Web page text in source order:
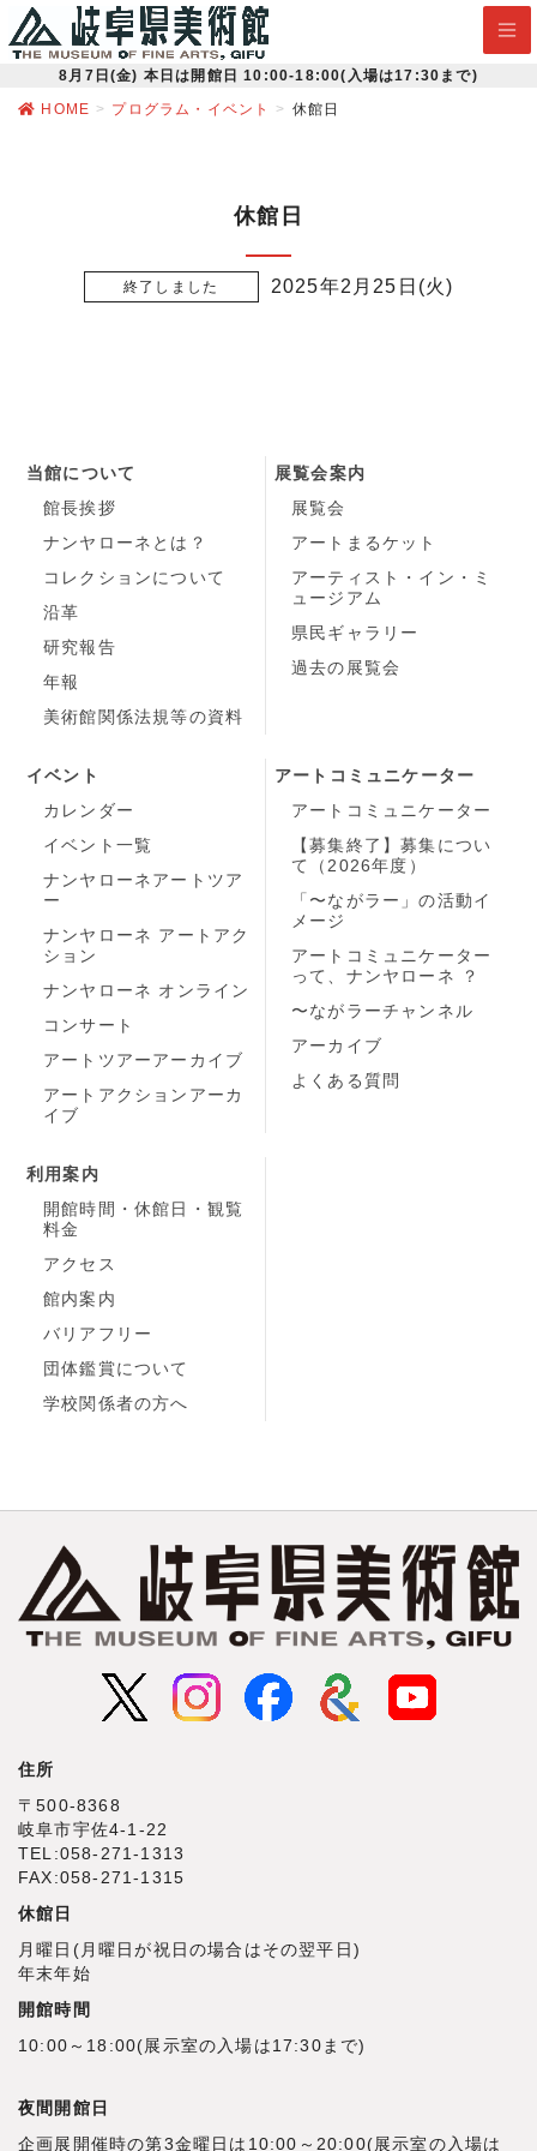
8月7日(金) 本日は開館日 10:00-18:00(入場は17:30まで)
HOME
プログラム・イベント 休館日
休館日
2025年2月25日 火
当館について
館長挨拶
ナンヤローネとは？
コレクションについて
沿革
研究報告
年報
美術館関係法規等の資料
展覧会案内
展覧会
アートまるケット
アーティスト・イン・ミ
ュージアム
県民ギャラリー
過去の展覧会
イベント
カレンダー
イベント一覧
ナンヤローネアートツア
ー
ナンヤローネ アートアク
ション
ナンヤローネ オンライン
コンサート
アートツアーアーカイブ
アートアクションアーカ
イブ
アートコミュニケーター
アートコミュニケーター
【募集終了】募集につい
て（2026年度）
「〜ながラー」の活動イ
メージ
アートコミュニケーター
って、ナンヤローネ ？
〜ながラーチャンネル
アーカイブ
よくある質問
利用案内
開館時間・休館日・観覧
料金
アクセス
館内案内
バリアフリー
団体鑑賞について
学校関係者の方へ
住所
〒500‐8368
岐阜市宇佐4‐1‐22
TEL:058-271-1313
FAX:058-271-1315
休館日
月曜日(月曜日が祝日の場合はその翌平日)
年末年始
開館時間
10:00～18:00(展示室の入場は17:30まで)
夜間開館日
企画展開催時の第3金曜日は10:00～20:00(展示室の入場は